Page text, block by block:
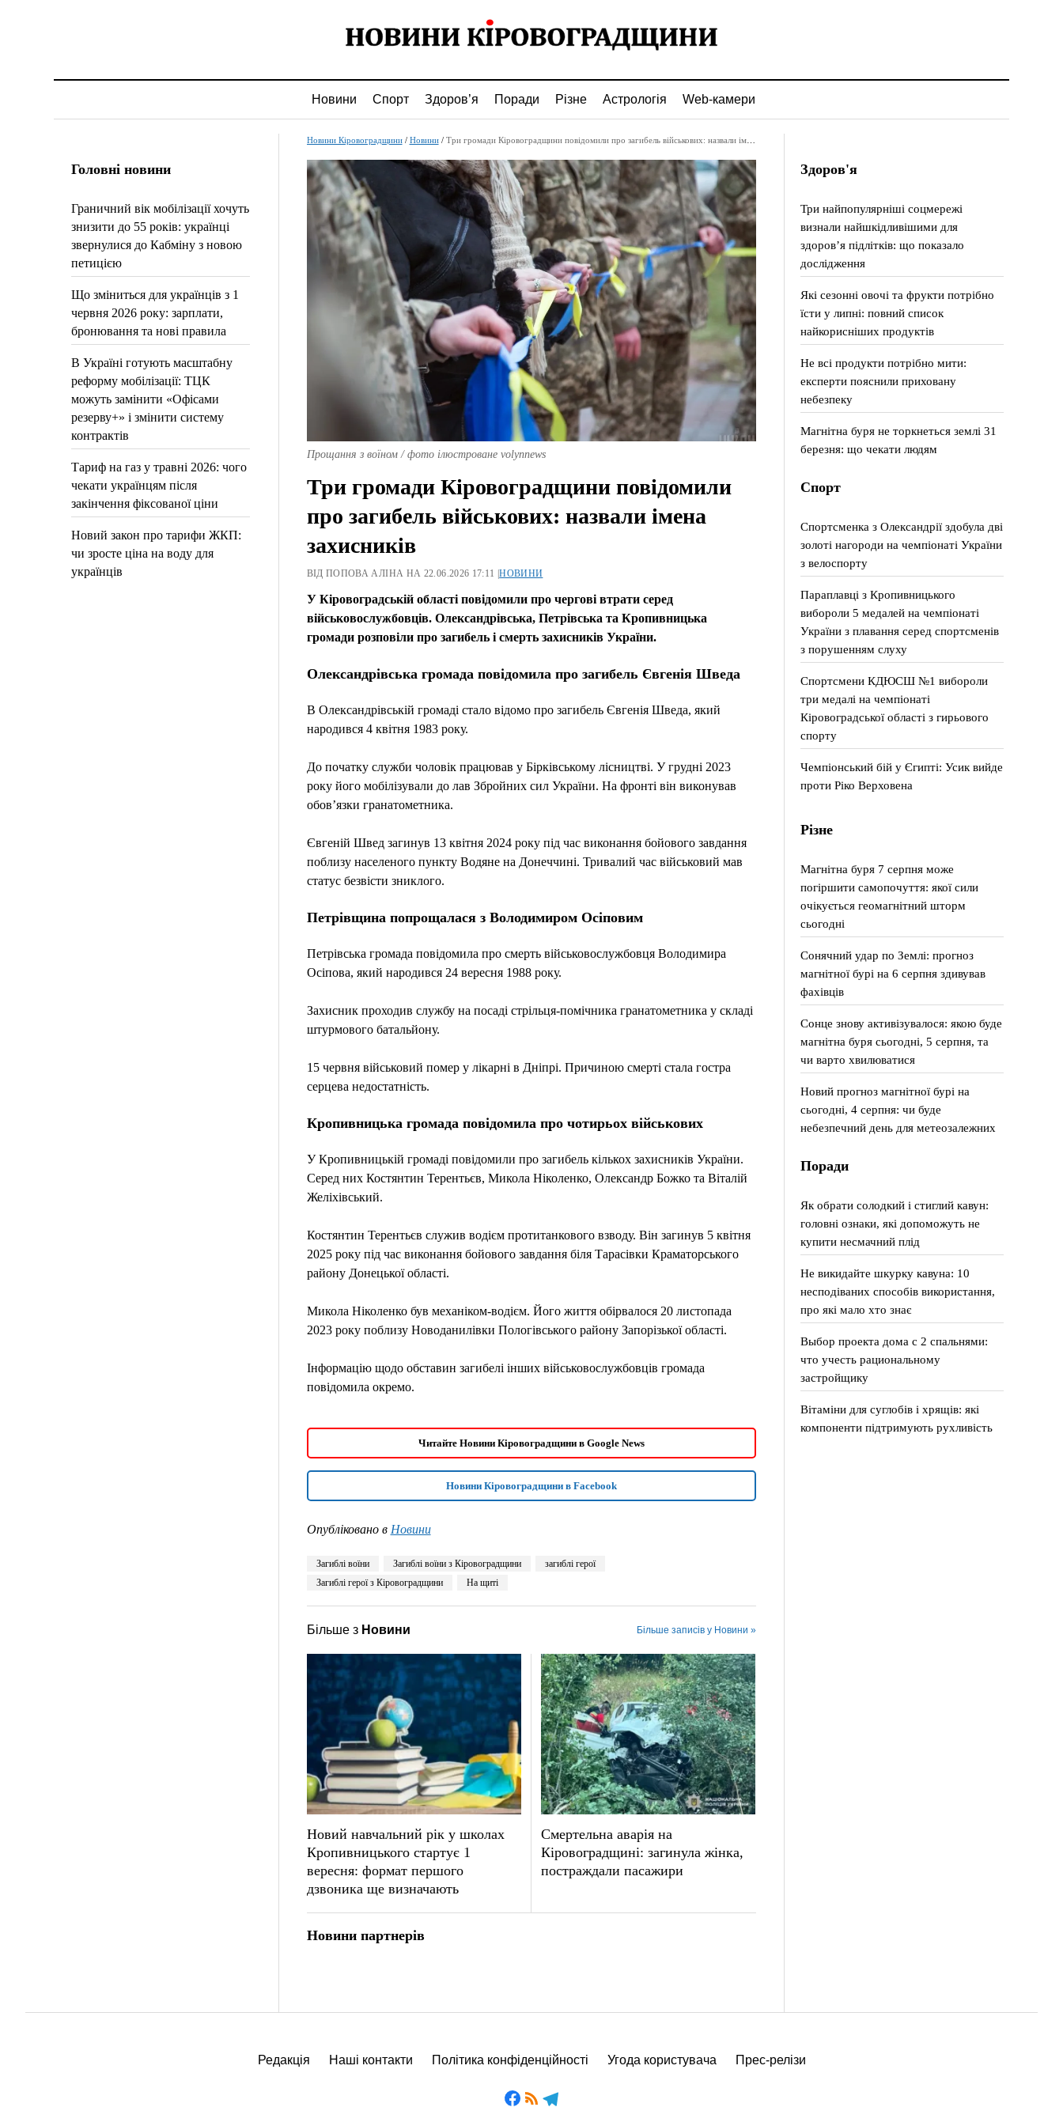
Новини Спорт Здоров’я Поради Різне Астрологія Web-камери
Головні новини
Граничний вік мобілізації хочуть
знизити до 55 років: українці
звернулися до Кабміну з новою
петицією
Що зміниться для українців з 1
червня 2026 року: зарплати,
бронювання та нові правила
В Україні готують масштабну
реформу мобілізації: ТЦК
можуть замінити «Офісами
резерву+» і змінити систему
контрактів
Тариф на газ у травні 2026: чого
чекати українцям після
закінчення фіксованої ціни
Новий закон про тарифи ЖКП:
чи зросте ціна на воду для
українців
Новини Кіровоградщини/ Новини/ Три громади Кіровоградщини повідомили про загибель військових: назвали імена захисників
Прощання з воїном / фото ілюстроване volynnews
Три громади Кіровоградщини повідомили
про загибель військових: назвали імена
захисників
ВІД ПОПОВА АЛІНА НА 22.06.2026 17:11 |НОВИНИ
У Кіровоградській області повідомили про чергові втрати серед
військовослужбовців. Олександрівська, Петрівська та Кропивницька
громади розповіли про загибель і смерть захисників України.
Олександрівська громада повідомила про загибель Євгенія Шведа
В Олександрівській громаді стало відомо про загибель Євгенія Шведа, який
народився 4 квітня 1983 року.
До початку служби чоловік працював у Бірківському лісництві. У грудні 2023
року його мобілізували до лав Збройних сил України. На фронті він виконував
обов’язки гранатометника.
Євгеній Швед загинув 13 квітня 2024 року під час виконання бойового завдання
поблизу населеного пункту Водяне на Донеччині. Тривалий час військовий мав
статус безвісти зниклого.
Петрівщина попрощалася з Володимиром Осіповим
Петрівська громада повідомила про смерть військовослужбовця Володимира
Осіпова, який народився 24 вересня 1988 року.
Захисник проходив службу на посаді стрільця-помічника гранатометника у складі
штурмового батальйону.
15 червня військовий помер у лікарні в Дніпрі. Причиною смерті стала гостра
серцева недостатність.
Кропивницька громада повідомила про чотирьох військових
У Кропивницькій громаді повідомили про загибель кількох захисників України.
Серед них Костянтин Терентьєв, Микола Ніколенко, Олександр Божко та Віталій
Желіхівський.
Костянтин Терентьєв служив водієм протитанкового взводу. Він загинув 5 квітня
2025 року під час виконання бойового завдання біля Тарасівки Краматорського
району Донецької області.
Микола Ніколенко був механіком-водієм. Його життя обірвалося 20 листопада
2023 року поблизу Новоданилівки Пологівського району Запорізької області.
Інформацію щодо обставин загибелі інших військовослужбовців громада
повідомила окремо.
Читайте Новини Кіровоградщини в Google News
Новини Кіровоградщини в Facebook
Опубліковано в Новини
Загиблі воїни Загиблі воїни з Кіровоградщини
загиблі герої
Загиблі герої з Кіровоградщини
На щиті
Більше з Новини Більше записів у Новини »
Новий навчальний рік у школах
Кропивницького стартує 1
вересня: формат першого
дзвоника ще визначають
Смертельна аварія на
Кіровоградщині: загинула жінка,
постраждали пасажири
Новини партнерів
Здоров'я
Три найпопулярніші соцмережі
визнали найшкідливішими для
здоров’я підлітків: що показало
дослідження
Які сезонні овочі та фрукти потрібно
їсти у липні: повний список
найкорисніших продуктів
Не всі продукти потрібно мити:
експерти пояснили приховану
небезпеку
Магнітна буря не торкнеться землі 31
березня: що чекати людям
Спорт
Спортсменка з Олександрії здобула дві
золоті нагороди на чемпіонаті України
з велоспорту
Параплавці з Кропивницького
вибороли 5 медалей на чемпіонаті
України з плавання серед спортсменів
з порушенням слуху
Спортсмени КДЮСШ №1 вибороли
три медалі на чемпіонаті
Кіровоградської області з гирьового
спорту
Чемпіонський бій у Єгипті: Усик вийде
проти Ріко Верховена
Різне
Магнітна буря 7 серпня може
погіршити самопочуття: якої сили
очікується геомагнітний шторм
сьогодні
Сонячний удар по Землі: прогноз
магнітної бурі на 6 серпня здивував
фахівців
Сонце знову активізувалося: якою буде
магнітна буря сьогодні, 5 серпня, та
чи варто хвилюватися
Новий прогноз магнітної бурі на
сьогодні, 4 серпня: чи буде
небезпечний день для метеозалежних
Поради
Як обрати солодкий і стиглий кавун:
головні ознаки, які допоможуть не
купити несмачний плід
Не викидайте шкурку кавуна: 10
несподіваних способів використання,
про які мало хто знає
Выбор проекта дома с 2 спальнями:
что учесть рациональному
застройщику
Вітаміни для суглобів і хрящів: які
компоненти підтримують рухливість
Редакція Наші контакти Політика конфіденційності Угода користувача Прес-релізи